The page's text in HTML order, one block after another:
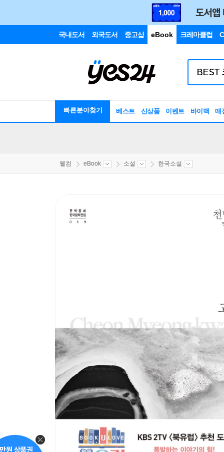
국내도서 외국도서 중고샵 eBook 크레마클럽
빠른분야찾기 베스트 신상품 이벤트 바이백 매
웰컴 eBook 소설 한국소설